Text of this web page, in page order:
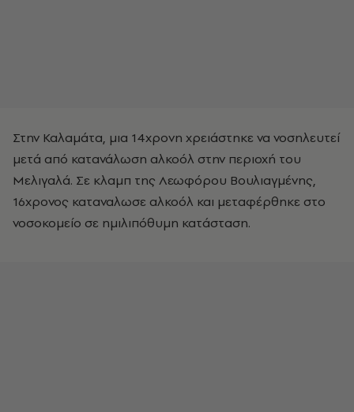
Στην Καλαμάτα, μια 14χρονη χρειάστηκε να νοσηλευτεί
μετά από κατανάλωση αλκοόλ στην περιοχή του
Μελιγαλά. Σε κλαμπ της Λεωφόρου Βουλιαγμένης,
16χρονος καταναλωσε αλκοόλ και μεταφέρθηκε στο
νοσοκομείο σε ημιλιπόθυμη κατάσταση.